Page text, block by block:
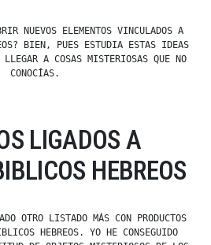
NUEVOS ELEMENTOS VINCULADOS A
BIEN, PUES ESTUDIA ESTAS IDEAS
LLEGAR A COSAS MISTERIOSAS QUE NO
CONOCÍAS.
LIGADOS A
HEBREOS
OTRO LISTADO MÁS CON PRODUCTOS
HEBREOS. YO HE CONSEGUIDO